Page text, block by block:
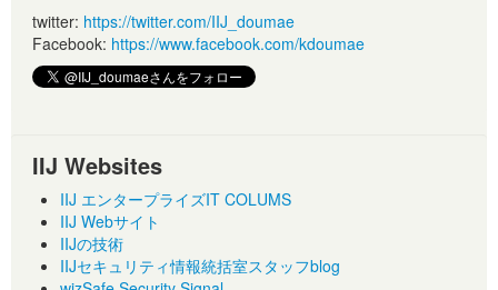
twitter: https://twitter.com/IIJ_doumae
Facebook: https://www.facebook.com/kdoumae
IIJ Websites
IIJ エンタープライズIT COLUMS
IIJ Webサイト
IIJの技術
IIJセキュリティ情報統括室スタッフblog